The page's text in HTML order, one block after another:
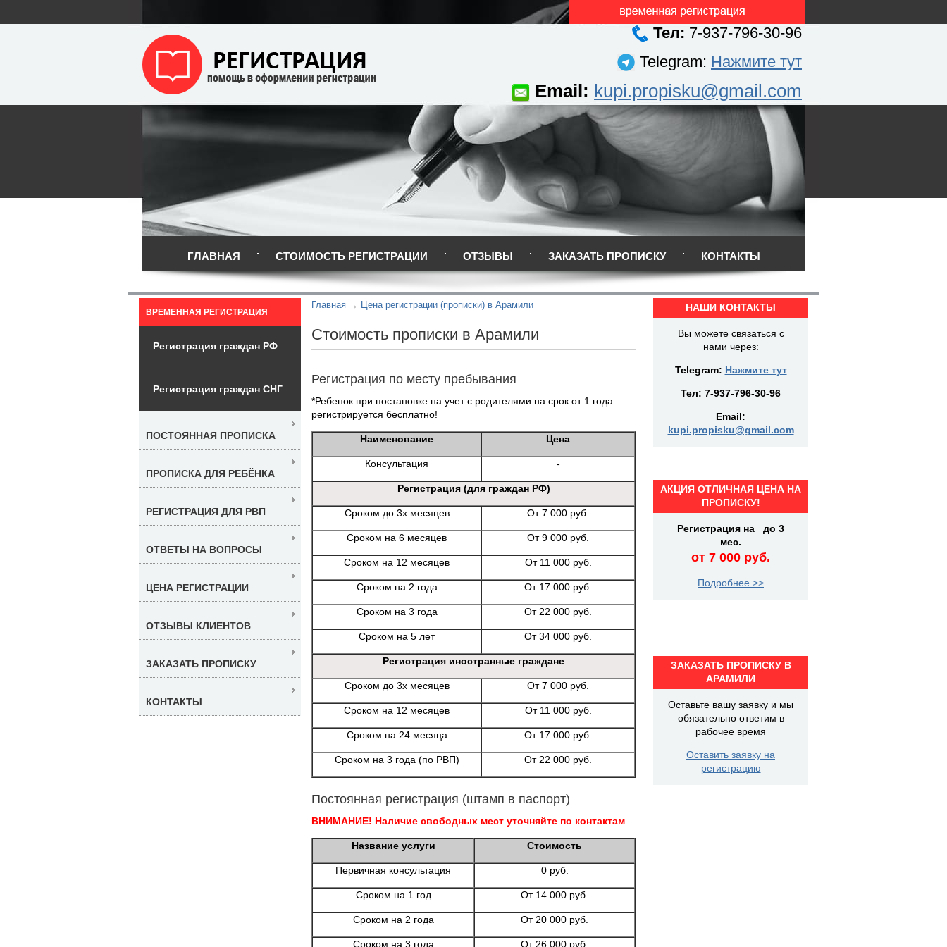
Тел: 7-937-796-30-96
Telegram: Нажмите тут
Email: kupi.propisku@gmail.com
ГЛАВНАЯ СТОИМОСТЬ РЕГИСТРАЦИИ ОТЗЫВЫ ЗАКАЗАТЬ ПРОПИСКУ КОНТАКТЫ
Главная Цена регистрации (прописки) в Арамили
Стоимость прописки в Арамили
Регистрация по месту пребывания
*Ребенок при постановке на учет с родителями на срок от 1 года
регистрируется бесплатно!
Наименование Цена
Консультация -
Регистрация (для граждан РФ)
Сроком до 3х месяцев От 7 000 руб.
Сроком на 6 месяцев От 9 000 руб.
Сроком на 12 месяцев От 11 000 руб.
Сроком на 2 года От 17 000 руб.
Сроком на 3 года От 22 000 руб.
Сроком на 5 лет От 34 000 руб.
Регистрация иностранные граждане
Сроком до 3х месяцев От 7 000 руб.
Сроком на 12 месяцев От 11 000 руб.
Сроком на 24 месяца От 17 000 руб.
Сроком на 3 года (по РВП) От 22 000 руб.
Постоянная регистрация (штамп в паспорт)
ВНИМАНИЕ! Наличие свободных мест уточняйте по контактам
Название услуги Стоимость
Первичная консультация 0 руб.
Сроком на 1 год От 14 000 руб.
Сроком на 2 года От 20 000 руб.
Сроком на 3 года От 26 000 руб.
ВРЕМЕННАЯ РЕГИСТРАЦИЯ
Регистрация граждан РФ
Регистрация граждан СНГ
ПОСТОЯННАЯ ПРОПИСКА
ПРОПИСКА ДЛЯ РЕБЁНКА
РЕГИСТРАЦИЯ ДЛЯ РВП
ОТВЕТЫ НА ВОПРОСЫ
ЦЕНА РЕГИСТРАЦИИ
ОТЗЫВЫ КЛИЕНТОВ
ЗАКАЗАТЬ ПРОПИСКУ
КОНТАКТЫ
НАШИ КОНТАКТЫ
Вы можете связаться с
нами через:
Telegram: Нажмите тут
Тел: 7-937-796-30-96
Email:
kupi.propisku@gmail.com
АКЦИЯ ОТЛИЧНАЯ ЦЕНА НА
ПРОПИСКУ!
Регистрация на до 3
мес.
от 7 000 руб.
Подробнее >>
ЗАКАЗАТЬ ПРОПИСКУ В
АРАМИЛИ
Оставьте вашу заявку и мы
обязательно ответим в
рабочее время
Оставить заявку на
регистрацию